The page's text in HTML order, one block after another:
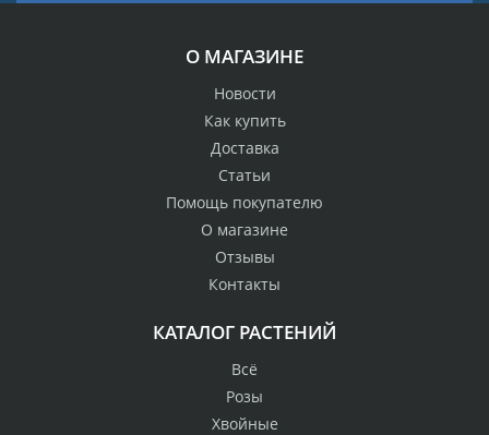
О МАГАЗИНЕ
Новости
Как купить
Доставка
Статьи
Помощь покупателю
О магазине
Отзывы
Контакты
КАТАЛОГ РАСТЕНИЙ
Всё
Розы
Хвойные